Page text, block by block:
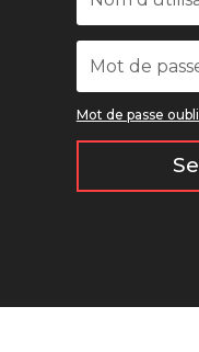
Mot de passe